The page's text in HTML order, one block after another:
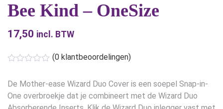
Hoe begin ik?
Bee Kind – OneSize
17,50 incl. BTW
(0 klantbeoordelingen)
De Mother-ease Wizard Duo Cover is een soepel Snap-in-
One overbroekje dat je combineert met de Wizard Duo